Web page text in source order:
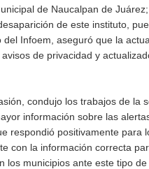
de Naucalpan de Juárez;
de este instituto,
Infoem, aseguró que la
de privacidad y
condujo los trabajos de la
información sobre las
respondió positivamente para
con la información correcta
municipios ante este tipo de